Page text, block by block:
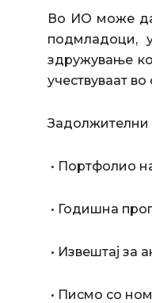
Во ИО може да
подмладоци,
здружување
учествуваат
Задолжителни
• Портфолио
• Годишна
• Извештај за
• Писмо со